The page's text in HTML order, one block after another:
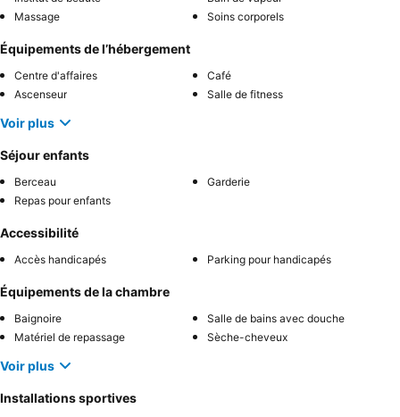
Massage
Soins corporels
Équipements de l’hébergement
Centre d'affaires
Café
Ascenseur
Salle de fitness
Voir plus
Séjour enfants
Berceau
Garderie
Repas pour enfants
Accessibilité
Accès handicapés Parking pour handicapés
Équipements de la chambre
Baignoire
Salle de bains avec douche
Matériel de repassage
Sèche-cheveux
Voir plus
Installations sportives